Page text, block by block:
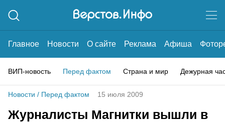
Главное Новости О сайте Реклама Афиша
ВИП-новость Перед фактом Страна и мир Дежурная
Новости / Перед фактом 15 июля 2009
Журналисты Магнитки вышли в